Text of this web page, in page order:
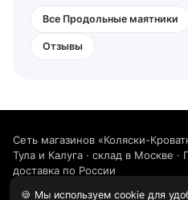
Все Продольные маятники
Отзывы
🍪 Мы используем cookie для
Сеть магазинов «Коляски-
Тула и Калуга · склад в Москве
доставка по России
8 800 511-06-52